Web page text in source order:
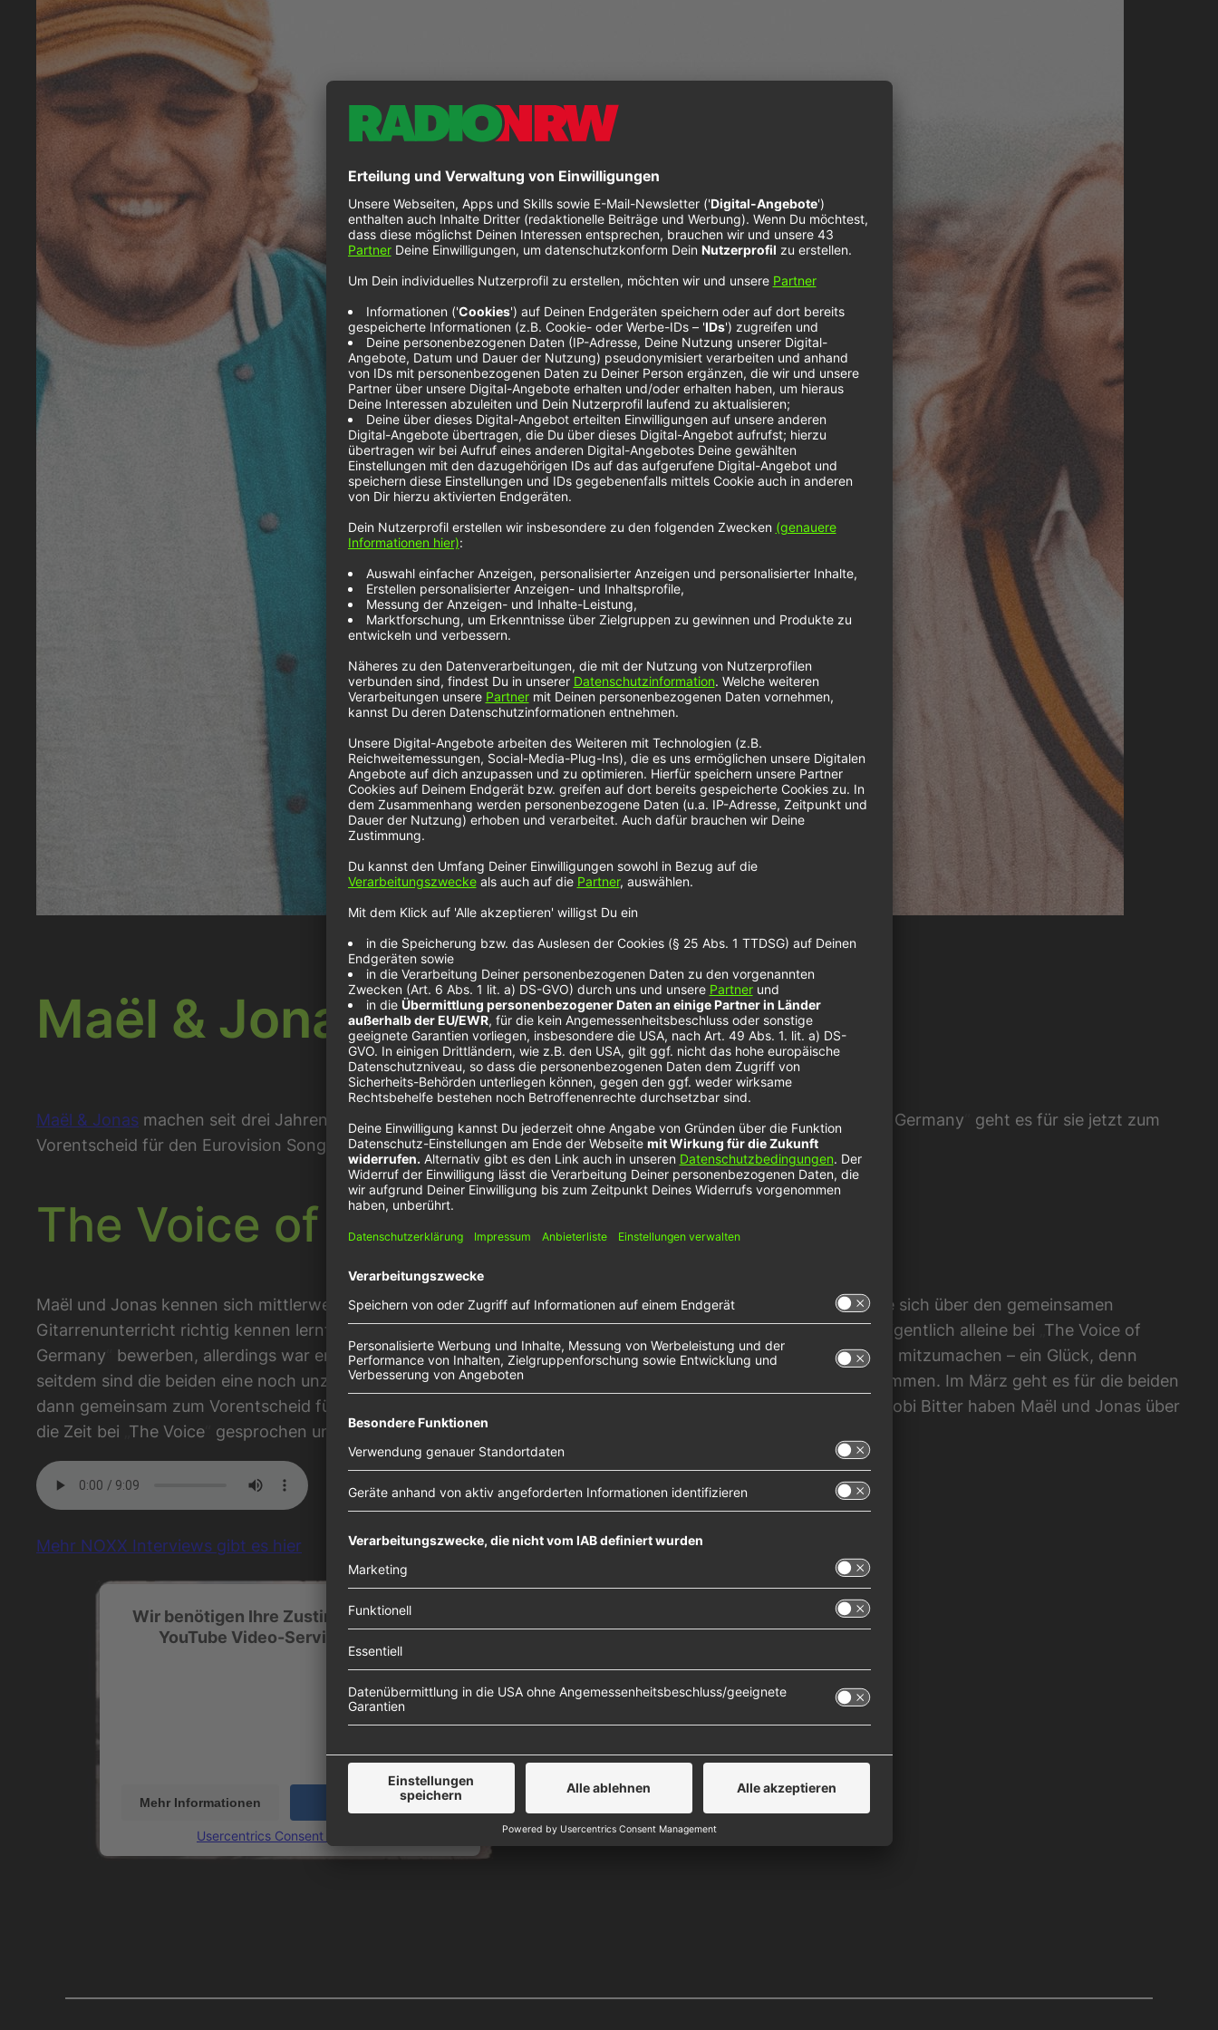
Maël & Jonas im NOXX Interview
Maël & Jonas machen seit drei Jahren gemeinsam Musik. Nach dem erfolgreichen Finaleinzug bei „The Voice of Germany
geht es für sie jetzt zum
Vorentscheid für den Eurovision Song Contest 2022. Wir haben die beiden im NOXX Interview.
The Voice of Germany und der ESC
Maël und Jonas kennen sich mittlerweile seit 15 Jahren. Anfangs haben sie sich nicht so richtig gemocht, bis sie sich über den gemeinsamen
Gitarrenunterricht richtig kennen lernten und anfingen, zusammen Musik zu machen. Maël wollte sich damals eigentlich alleine bei The Voice of
Germany
bewerben, allerdings war er zu schüchtern, um alleine aufzutreten. Jonas entschloss sich kurzerhand mitzumachen – ein Glück, denn
seitdem sind die beiden eine noch unzertrennlichere Einheit und klingen laut Rea Garvey sogar wie Brüder zusammen. Im März geht es für die beiden
dann gemeinsam zum Vorentscheid für den Eurovision Song Contest 2022. Im Interview mit NOXX Redakteur Tobi Bitter haben Maël und Jonas über
die Zeit bei The Voice gesprochen und über die anstehende Tour in diesem Jahr.
Mehr NOXX Interviews gibt es hier
Wir benötigen Ihre Zustimmung, um den
YouTube Video-Service zu laden!
Videoinhalte einzubetten. Dieser Service kann Daten zu
dieses Video anzusehen.
Mehr Informationen Akzeptieren
Usercentrics Consent Management Platform